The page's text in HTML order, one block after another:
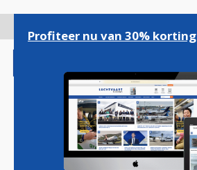
gaan
Magazine Podcasts
Profiteer nu van 30% korting